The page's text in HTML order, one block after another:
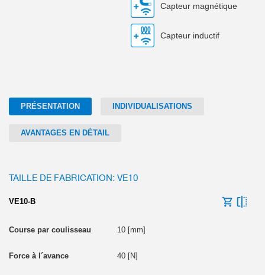
Capteur magnétique
Capteur inductif
PRÉSENTATION INDIVIDUALISATIONS
AVANTAGES EN DÉTAIL
TAILLE DE FABRICATION: VE10
VE10-B
10 [mm]
40 [N]